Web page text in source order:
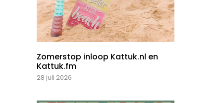
Zomerstop inloop Kattuk.nl en
Kattuk.fm
28 juli 2026